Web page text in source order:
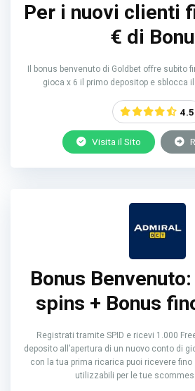
Per i nuovi clienti
€ di
Il bonus benvenuto di Goldbet offre subito
gioca x 6 il primo depositop e sblocca
4.5
Visita il Sito
Bonus
spins + Bonus
Registrati tramite SPID e ricevi 1.000
deposito all’apertura di un nuovo conto di
con la tua prima ricarica puoi ricevere fino
utilizzabili per le tue